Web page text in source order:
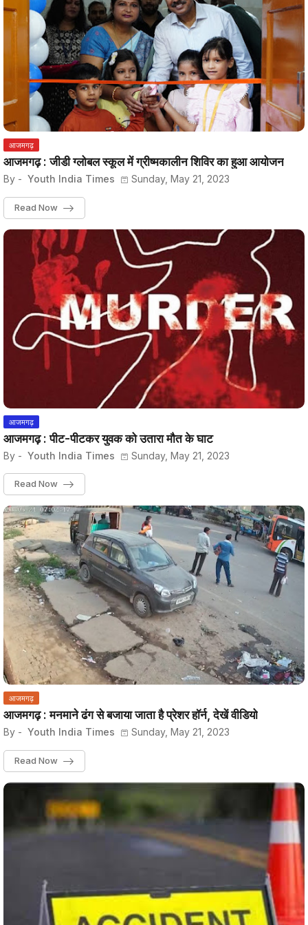
आजमगढ़
आजमगढ़ : जीडी ग्लोबल स्कूल में ग्रीष्मकालीन शिविर का हुआ आयोजन
By - Youth India Times Sunday, May 21, 2023
Read Now
आजमगढ़
आजमगढ़ : पीट-पीटकर युवक को उतारा मौत के घाट
By - Youth India Times Sunday, May 21, 2023
Read Now
आजमगढ़
आजमगढ़ : मनमाने ढंग से बजाया जाता है प्रेशर हॉर्न, देखें वीडियो
By - Youth India Times Sunday, May 21, 2023
Read Now